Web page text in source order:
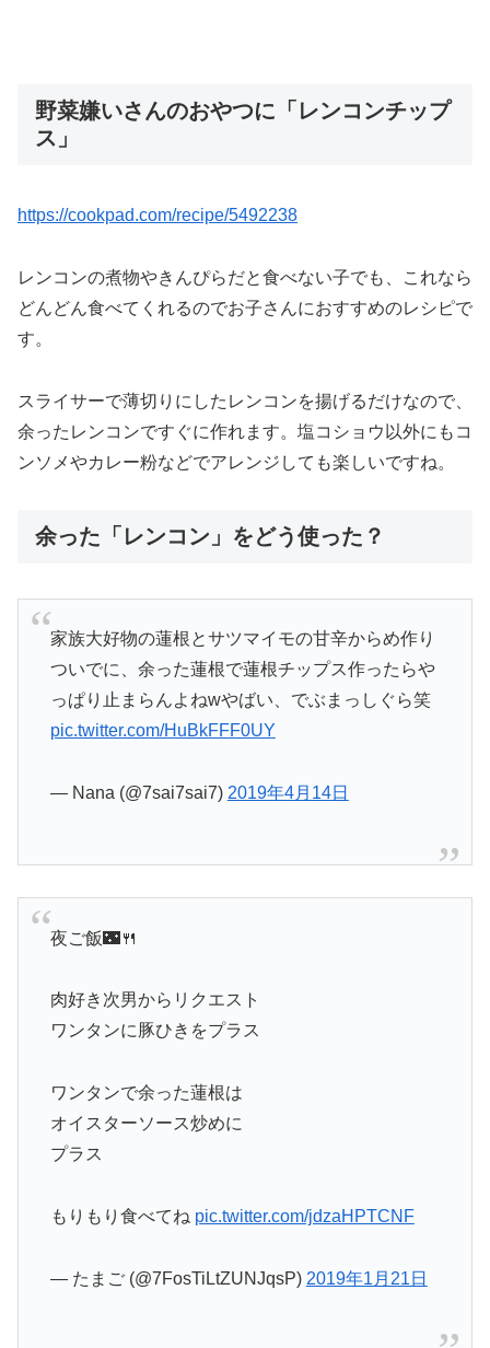
野菜嫌いさんのおやつに「レンコンチップ
ス」
https://cookpad.com/recipe/5492238
レンコンの煮物やきんぴらだと食べない子でも、これなら
どんどん食べてくれるのでお子さんにおすすめのレシピで
す。
スライサーで薄切りにしたレンコンを揚げるだけなので、
余ったレンコンですぐに作れます。塩コショウ以外にもコ
ンソメやカレー粉などでアレンジしても楽しいですね。
余った「レンコン」をどう使った？
家族大好物の蓮根とサツマイモの甘辛からめ作り
ついでに、余った蓮根で蓮根チップス作ったらや
っぱり止まらんよねwやばい、でぶまっしぐら笑
pic.twitter.com/HuBkFFF0UY
— Nana (@7sai7sai7) 2019年4月14日
夜ご飯🌃🍴
肉好き次男からリクエスト
ワンタンに豚ひきをプラス
ワンタンで余った蓮根は
オイスターソース炒めに
プラス
もりもり食べてね pic.twitter.com/jdzaHPTCNF
— たまご (@7FosTiLtZUNJqsP) 2019年1月21日